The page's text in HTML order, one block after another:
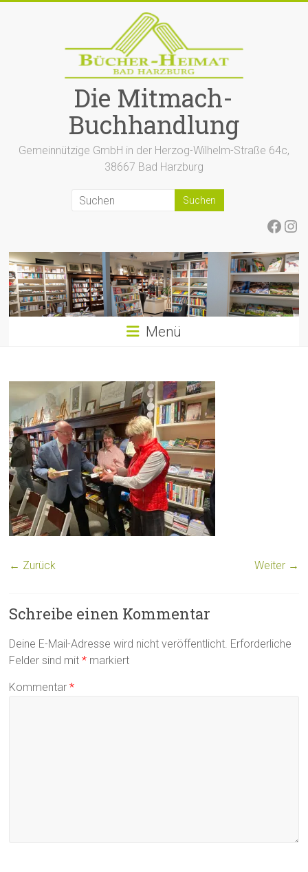
Die Mitmach-
Buchhandlung
Gemeinnützige GmbH in der Herzog-Wilhelm-Straße 64c,
38667 Bad Harzburg
Menü
← Zurück Weiter →
Schreibe einen Kommentar
Deine E-Mail-Adresse wird nicht veröffentlicht. Erforderliche
Felder sind mit* markiert
Kommentar*